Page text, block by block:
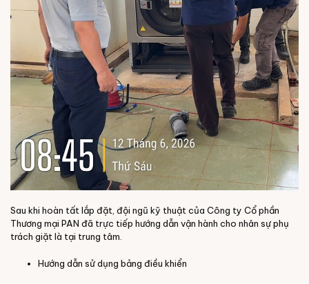
Sau khi hoàn tất lắp đặt, đội ngũ kỹ thuật của Công ty Cổ phần
Thương mại PAN đã trực tiếp hướng dẫn vận hành cho nhân sự phụ
trách giặt là tại trung tâm.
Hướng dẫn sử dụng bảng điều khiển